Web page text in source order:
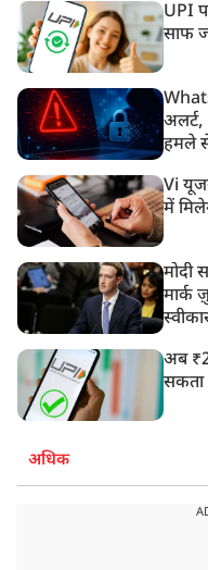
UPI
साफ
अलर्ट,
हमले
Vi
में
मोदी
मार्क
अब
सकता
अधिक